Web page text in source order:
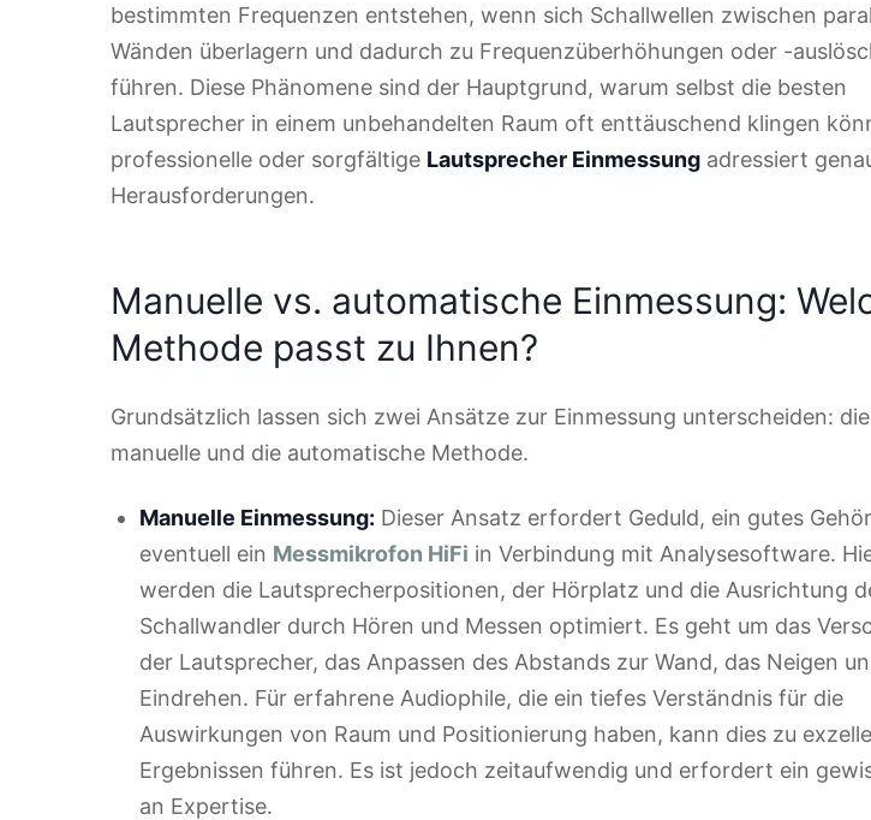
bestimmten Frequenzen entstehen, wenn sich Schallwellen zwischen
Wänden überlagern und dadurch zu Frequenzüberhöhungen oder -
führen. Diese Phänomene sind der Hauptgrund, warum selbst die besten
Lautsprecher in einem unbehandelten Raum oft enttäuschend klingen
professionelle oder sorgfältige Lautsprecher Einmessung adressiert
Herausforderungen.
Manuelle vs. automatische Einmessung:
Methode passt zu Ihnen?
Grundsätzlich lassen sich zwei Ansätze zur Einmessung unterscheiden: die
manuelle und die automatische Methode.
Manuelle Einmessung: Dieser Ansatz erfordert Geduld, ein gutes
eventuell ein Messmikrofon HiFi in Verbindung mit Analysesoftware.
werden die Lautsprecherpositionen, der Hörplatz und die Ausrichtung
Schallwandler durch Hören und Messen optimiert. Es geht um das
der Lautsprecher, das Anpassen des Abstands zur Wand, das Neigen
Eindrehen. Für erfahrene Audiophile, die ein tiefes Verständnis für die
Auswirkungen von Raum und Positionierung haben, kann dies zu
Ergebnissen führen. Es ist jedoch zeitaufwendig und erfordert ein
an Expertise.